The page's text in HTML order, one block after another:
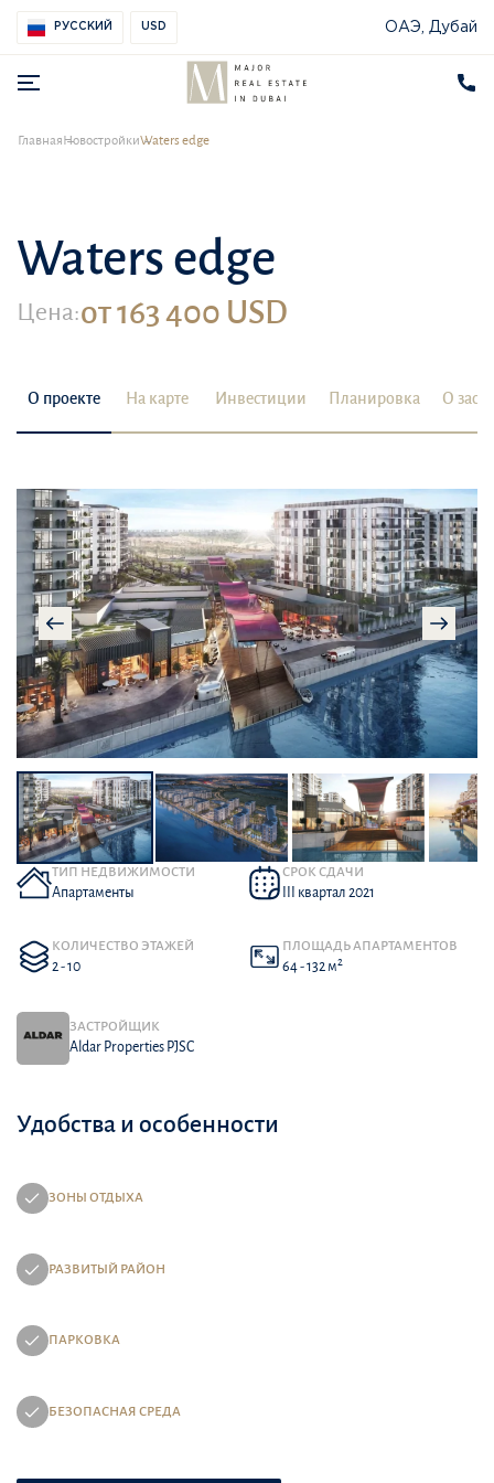
РУССКИЙ USD ОАЭ, Дубай
ГлавнаяНовостройкиWaters edge
Waters edge
Цена:от 163 400 USD
О проекте На карте Инвестиции Планировка О
ТИП НЕДВИЖИМОСТИ
Апартаменты
СРОК СДАЧИ
III квартал 2021
КОЛИЧЕСТВО ЭТАЖЕЙ
2 - 10
ПЛОЩАДЬ АПАРТАМЕНТОВ
64 - 132 м2
ЗАСТРОЙЩИК
Aldar Properties PJSC
Удобства и особенности
ЗОНЫ ОТДЫХА
РАЗВИТЫЙ РАЙОН
ПАРКОВКА
БЕЗОПАСНАЯ СРЕДА